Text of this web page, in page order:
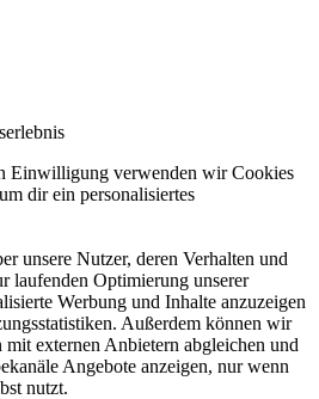
Einwilligung verwenden wir Cookies
dir ein personalisiertes
unsere Nutzer, deren Verhalten und
laufenden Optimierung unserer
Werbung und Inhalte anzuzeigen
Außerdem können wir
mit externen Anbietern abgleichen und
Angebote anzeigen, nur wenn
nutzt.